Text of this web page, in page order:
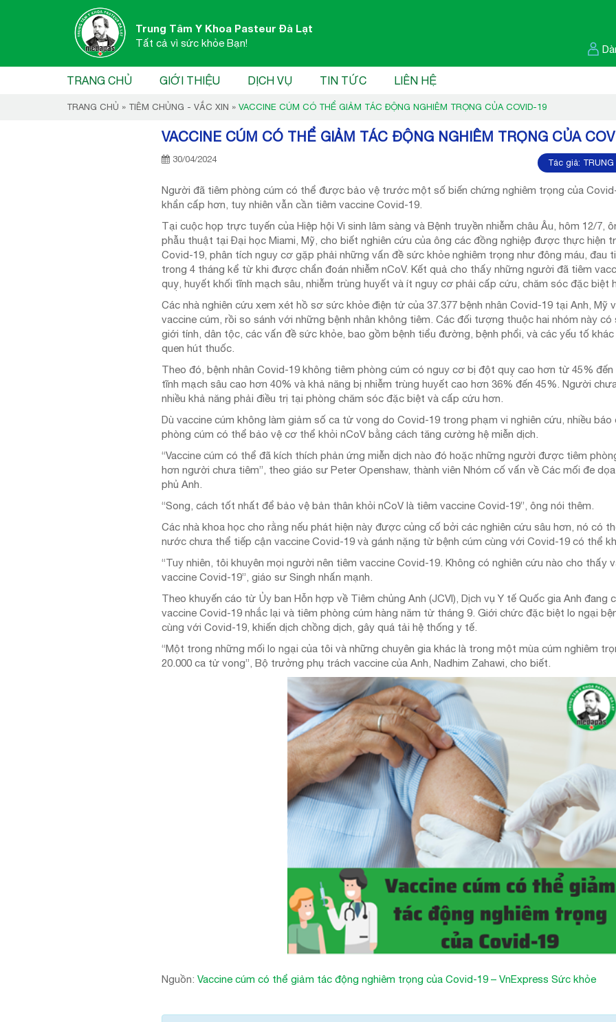
Trung Tâm Y Khoa Pasteur Đà Lạt
Tất cả vì sức khỏe Bạn!
TRANG CHỦ GIỚI THIỆU DỊCH VỤ TIN TỨC LIÊN HỆ
TRANG CHỦ » TIÊM CHỦNG - VẮC XIN » VACCINE CÚM CÓ THỂ GIẢM TÁC ĐỘNG NGHIÊM TRỌNG CỦA COVID-19
VACCINE CÚM CÓ THỂ GIẢM TÁC ĐỘNG NGHIÊM TRỌNG CỦA
30/04/2024 Tác giả:
Người đã tiêm phòng cúm có thể được bảo vệ trước một số biến chứng nghiêm trọng của
khẩn cấp hơn, tuy nhiên vẫn cần tiêm vaccine Covid-19.
Tại cuộc họp trực tuyến của Hiệp hội Vi sinh lâm sàng và Bệnh truyền nhiễm châu Âu, hôm 12/7,
phẫu thuật tại Đại học Miami, Mỹ, cho biết nghiên cứu của ông các đồng nghiệp được thực hiện
Covid-19, phân tích nguy cơ gặp phải những vấn đề sức khỏe nghiêm trọng như đông máu, đau
trong 4 tháng kể từ khi được chẩn đoán nhiễm nCoV. Kết quả cho thấy những người đã tiêm
quỵ, huyết khối tĩnh mạch sâu, nhiễm trùng huyết và ít nguy cơ phải cấp cứu, chăm sóc đặc biệt
Các nhà nghiên cứu xem xét hồ sơ sức khỏe điện tử của 37.377 bệnh nhân Covid-19 tại Anh, Mỹ
vaccine cúm, rồi so sánh với những bệnh nhân không tiêm. Các đối tượng thuộc hai nhóm này
giới tính, dân tộc, các vấn đề sức khỏe, bao gồm bệnh tiểu đường, bệnh phổi, và các yếu tố
quen hút thuốc.
Theo đó, bệnh nhân Covid-19 không tiêm phòng cúm có nguy cơ bị đột quỵ cao hơn từ 45%
tĩnh mạch sâu cao hơn 40% và khả năng bị nhiễm trùng huyết cao hơn 36% đến 45%. Người
nhiều khả năng phải điều trị tại phòng chăm sóc đặc biệt và cấp cứu hơn.
Dù vaccine cúm không làm giảm số ca tử vong do Covid-19 trong phạm vi nghiên cứu, nhiều
phòng cúm có thể bảo vệ cơ thể khỏi nCoV bằng cách tăng cường hệ miễn dịch.
“Vaccine cúm có thể đã kích thích phản ứng miễn dịch nào đó hoặc những người được tiêm
hơn người chưa tiêm”, theo giáo sư Peter Openshaw, thành viên Nhóm cố vấn về Các mối đe
phủ Anh.
“Song, cách tốt nhất để bảo vệ bản thân khỏi nCoV là tiêm vaccine Covid-19”, ông nói thêm.
Các nhà khoa học cho rằng nếu phát hiện này được củng cố bởi các nghiên cứu sâu hơn, nó có
nước chưa thể tiếp cận vaccine Covid-19 và gánh nặng từ bệnh cúm cùng với Covid-19 có thể
“Tuy nhiên, tôi khuyên mọi người nên tiêm vaccine Covid-19. Không có nghiên cứu nào cho thấy
vaccine Covid-19”, giáo sư Singh nhấn mạnh.
Theo khuyến cáo từ Ủy ban Hỗn hợp về Tiêm chủng Anh (JCVI), Dịch vụ Y tế Quốc gia Anh đang
vaccine Covid-19 nhắc lại và tiêm phòng cúm hàng năm từ tháng 9. Giới chức đặc biệt lo ngại
cùng với Covid-19, khiến dịch chồng dịch, gây quá tải hệ thống y tế.
“Một trong những mối lo ngại của tôi và những chuyên gia khác là trong một mùa cúm nghiêm
20.000 ca tử vong”, Bộ trưởng phụ trách vaccine của Anh, Nadhim Zahawi, cho biết.
Nguồn: Vaccine cúm có thể giảm tác động nghiêm trọng của Covid-19 – VnExpress Sức khỏe